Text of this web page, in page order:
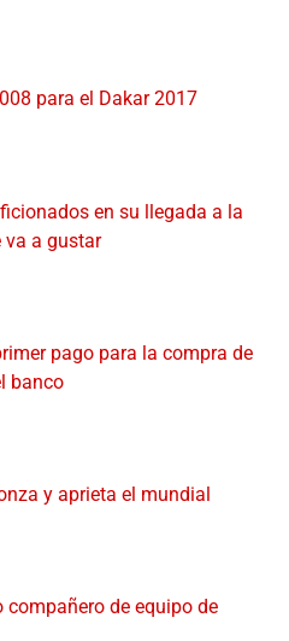
para el Dakar 2017
en su llegada a la
va a gustar
pago para la compra de
banco
y aprieta el mundial
de equipo de